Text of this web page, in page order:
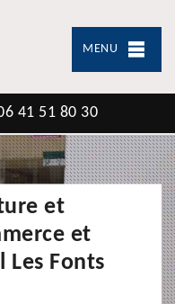
MENU
41 51 80 30
et
et
Les Fonts